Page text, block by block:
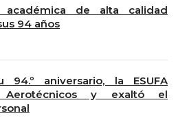
de alta calidad
94 años
aniversario, la ESUFA
Aerotécnicos y exaltó el